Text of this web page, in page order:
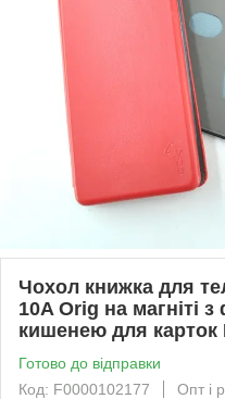
Чохол книжка для
10A Orig на магніті
кишенею для карток
Готово до відправки
Код: F0000102177
Опт і